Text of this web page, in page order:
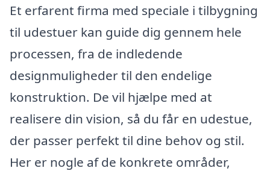
Et erfarent firma med speciale i tilbygning
til udestuer kan guide dig gennem hele
processen, fra de indledende
designmuligheder til den endelige
konstruktion. De vil hjælpe med at
realisere din vision, så du får en udestue,
der passer perfekt til dine behov og stil.
Her er nogle af de konkrete områder,